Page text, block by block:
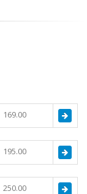
169.00
195.00
250.00